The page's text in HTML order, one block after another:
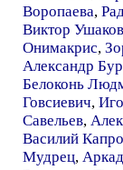
Воропаева,
Виктор Ушаков
Онимакрис,
Александр
Белоконь
Говсиевич,
Савельев,
Василий
Мудрец,